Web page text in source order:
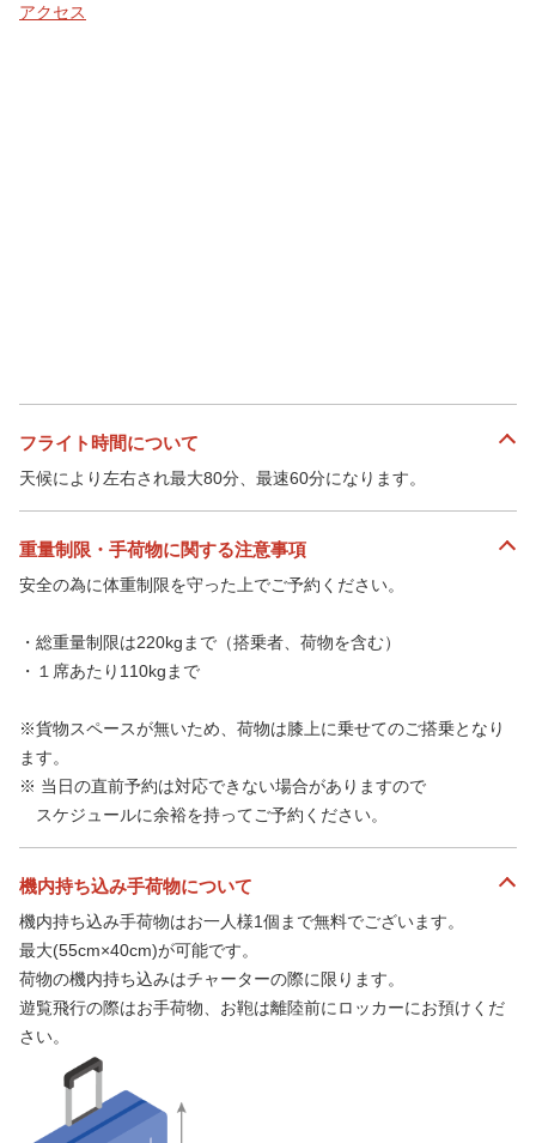
アクセス
フライト時間について
天候により左右され最大80分、最速60分になります。
重量制限・手荷物に関する注意事項
安全の為に体重制限を守った上でご予約ください。
・総重量制限は220kgまで（搭乗者、荷物を含む）
・１席あたり110kgまで
※貨物スペースが無いため、荷物は膝上に乗せてのご搭乗となり
ます。
※ 当日の直前予約は対応できない場合がありますので
スケジュールに余裕を持ってご予約ください。
機内持ち込み手荷物について
機内持ち込み手荷物はお一人様1個まで無料でございます。
最大(55cm×40cm)が可能です。
荷物の機内持ち込みはチャーターの際に限ります。
遊覧飛行の際はお手荷物、お鞄は離陸前にロッカーにお預けくだ
さい。